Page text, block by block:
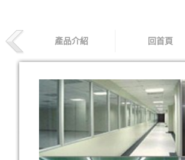
產品介紹 回首頁